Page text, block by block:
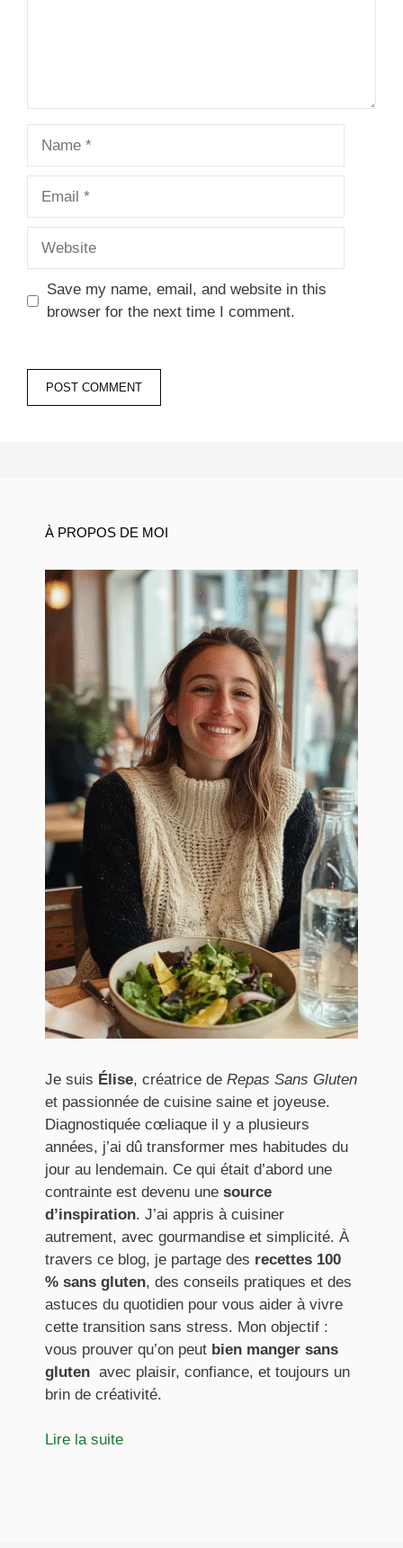
Save my name, email, and website in this
browser for the next time I comment.
À PROPOS DE MOI
Je suis Élise, créatrice de Repas Sans Gluten
et passionnée de cuisine saine et joyeuse.
Diagnostiquée cœliaque il y a plusieurs
années, j’ai dû transformer mes habitudes du
jour au lendemain. Ce qui était d’abord une
contrainte est devenu une source
d’inspiration. J’ai appris à cuisiner
autrement, avec gourmandise et simplicité. À
travers ce blog, je partage des recettes 100
% sans gluten, des conseils pratiques et des
astuces du quotidien pour vous aider à vivre
cette transition sans stress. Mon objectif :
vous prouver qu’on peut bien manger sans
gluten avec plaisir, confiance, et toujours un
brin de créativité.
Lire la suite